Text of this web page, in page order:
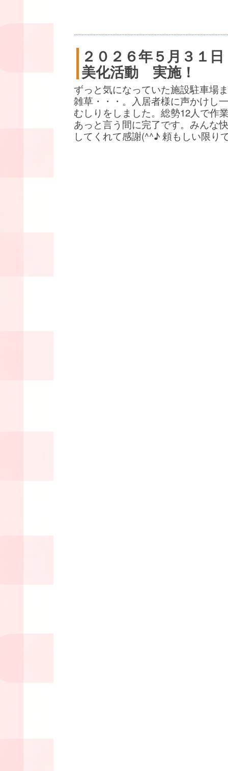
２０２６年５月３１日
美化活動 実施！
ずっと気になっていた施設駐車場
雑草・・・。入居者様に声かけし
むしりをしました。総勢12人で作
あっと言う間に完了です。みんな
してくれて感謝(^^♪ 頼もしい限り